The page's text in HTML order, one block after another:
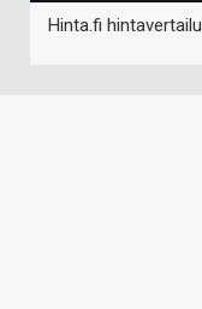
Hinta.fi hintavertailu